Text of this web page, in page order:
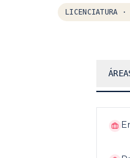
LICENCIATURA ·